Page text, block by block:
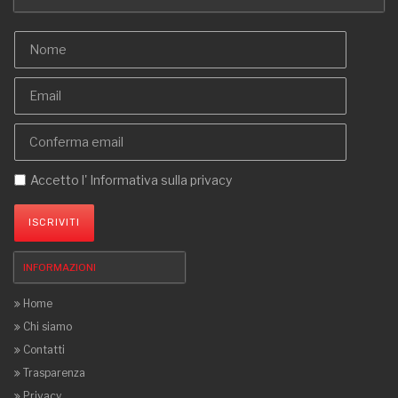
Accetto l' Informativa sulla privacy
ISCRIVITI
INFORMAZIONI
Home
Chi siamo
Contatti
Trasparenza